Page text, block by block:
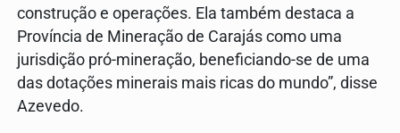
construção e operações. Ela também destaca a
Província de Mineração de Carajás como uma
jurisdição pró-mineração, beneficiando-se de uma
das dotações minerais mais ricas do mundo”, disse
Azevedo.